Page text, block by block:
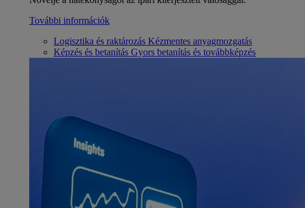
További információk
Logisztika és raktározás Kézmentes anyagmozgatás
Képzés és betanítás Gyors betanítás és továbbképzés